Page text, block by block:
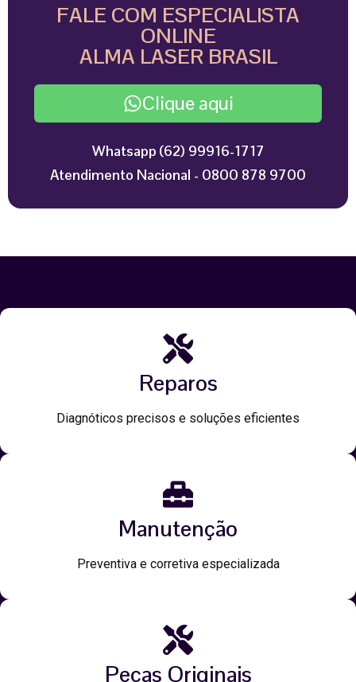
FALE COM ESPECIALISTA
ONLINE
ALMA LASER BRASIL
Clique aqui
Whatsapp (62) 99916-1717
Atendimento Nacional - 0800 878 9700
Reparos
Diagnóticos precisos e soluções eficientes
Manutenção
Preventiva e corretiva especializada
Peças Originais